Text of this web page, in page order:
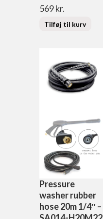
569kr.
Tilføj til kurv
Pressure
washer rubber
hose 20m 1/4″ –